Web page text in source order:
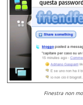
Finestra non